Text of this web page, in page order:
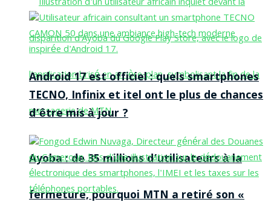
Ayoba : de 35 millions d’utilisateurs à la
fermeture, pourquoi MTN a retiré son «
Android 17 est officiel : quels smartphones
TECNO, Infinix et itel ont le plus de chances
d’être mis à jour ?